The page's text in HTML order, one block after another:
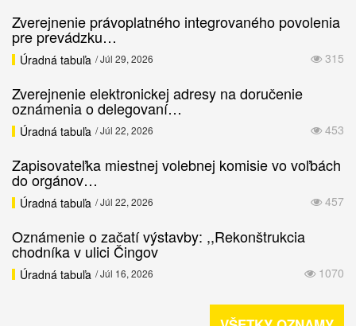
Zverejnenie právoplatného integrovaného povolenia
pre prevádzku…
315
Úradná tabuľa / Júl 29, 2026
Zverejnenie elektronickej adresy na doručenie
oznámenia o delegovaní…
453
Úradná tabuľa / Júl 22, 2026
Zapisovateľka miestnej volebnej komisie vo voľbách
do orgánov…
457
Úradná tabuľa / Júl 22, 2026
Oznámenie o začatí výstavby: ,,Rekonštrukcia
chodníka v ulici Čingov
1070
Úradná tabuľa / Júl 16, 2026